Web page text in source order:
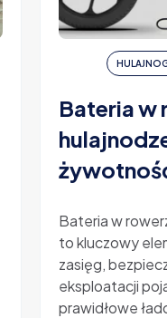
Bateria w
Bateria w
to kluczowy
zasięg,
eksploatacji
prawidłowe